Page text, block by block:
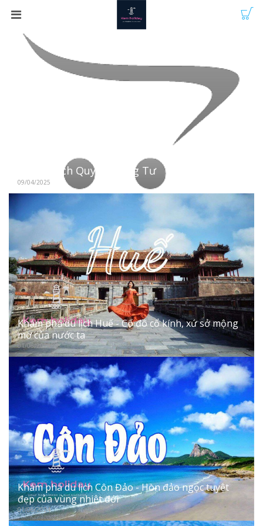
Chính Sách Quyền Riêng Tư
09/04/2025
Khám phá du lịch Huế - Cố đô cổ kính, xứ sở mộng
mơ của nước ta
01/06/2024
Khám phá du lịch Côn Đảo - Hòn đảo ngọc tuyệt
đẹp của vùng nhiệt đới
01/06/2024